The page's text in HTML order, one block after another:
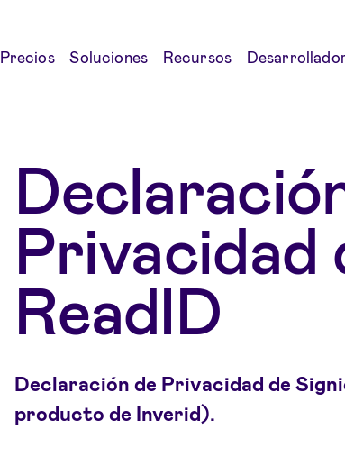
Precios Soluciones Recursos
Privacidad
ReadID
Declaración de Privacidad de
producto de Inverid).